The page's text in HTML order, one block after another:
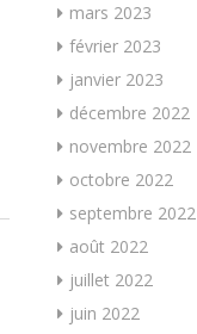
mars 2023
février 2023
janvier 2023
décembre 2022
novembre 2022
octobre 2022
septembre 2022
août 2022
juillet 2022
juin 2022